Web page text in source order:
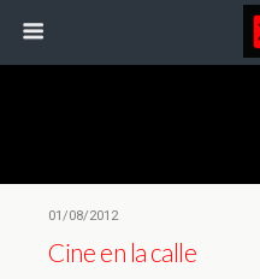
01/08/2012
Cine en la calle